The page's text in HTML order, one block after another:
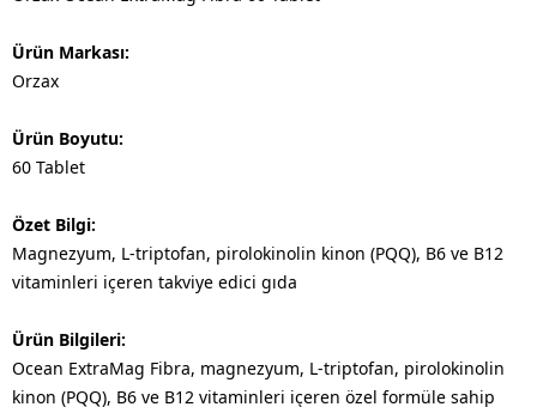
Ürün Markası:
Orzax
Ürün Boyutu:
60 Tablet
Özet Bilgi:
Magnezyum, L-triptofan, pirolokinolin kinon (PQQ), B6 ve B12
vitaminleri içeren takviye edici gıda
Ürün Bilgileri:
Ocean ExtraMag Fibra, magnezyum, L-triptofan, pirolokinolin
kinon (PQQ), B6 ve B12 vitaminleri içeren özel formüle sahip